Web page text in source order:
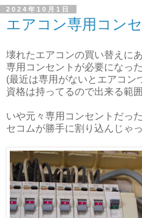
2024年10月1日
エアコン専用コン
壊れたエアコンの買い替えにあ
専用コンセントが必要になっ
(最近は専用がないとエアコ
資格は持ってるので出来る範囲
いや元々専用コンセントだっ
セコムが勝手に割り込んじゃ